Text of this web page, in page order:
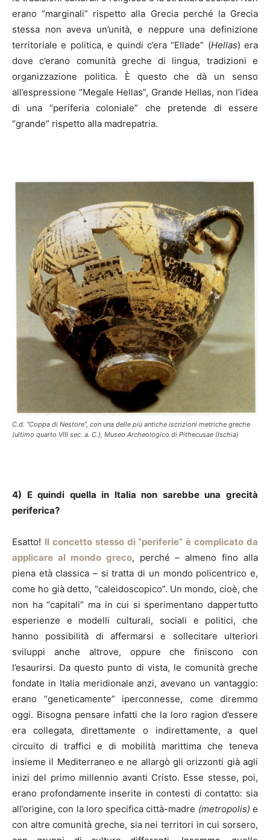
erano “marginali” rispetto alla Grecia perché la Grecia
stessa non aveva un’unità, e neppure una definizione
territoriale e politica, e quindi c’era “Ellade” (Hellas) era
dove c’erano comunità greche di lingua, tradizioni e
organizzazione politica. È questo che dà un senso
all’espressione “Megale Hellas”, Grande Hellas, non l’idea
di una “periferia coloniale” che pretende di essere
“grande” rispetto alla madrepatria.
C.d. “Coppa di Nestore”, con una delle più antiche iscrizioni metriche greche
(ultimo quarto VIII sec. a. C.), Museo Archeologico di Pithecusae (Ischia)
4) E quindi quella in Italia non sarebbe una grecità
periferica?
Esatto! Il concetto stesso di “periferie” è complicato da
applicare al mondo greco, perché – almeno fino alla
piena età classica – si tratta di un mondo policentrico e,
come ho già detto, “caleidoscopico”. Un mondo, cioè, che
non ha “capitali” ma in cui si sperimentano dappertutto
esperienze e modelli culturali, sociali e politici, che
hanno possibilità di affermarsi e sollecitare ulteriori
sviluppi anche altrove, oppure che finiscono con
l’esaurirsi. Da questo punto di vista, le comunità greche
fondate in Italia meridionale anzi, avevano un vantaggio:
erano “geneticamente” iperconnesse, come diremmo
oggi. Bisogna pensare infatti che la loro ragion d’essere
era collegata, direttamente o indirettamente, a quel
circuito di traffici e di mobilità marittima che teneva
insieme il Mediterraneo e ne allargò gli orizzonti già agli
inizi del primo millennio avanti Cristo. Esse stesse, poi,
erano profondamente inserite in contesti di contatto: sia
all’origine, con la loro specifica città-madre (metropolis)e
con altre comunità greche, sia nei territori in cui sorsero,